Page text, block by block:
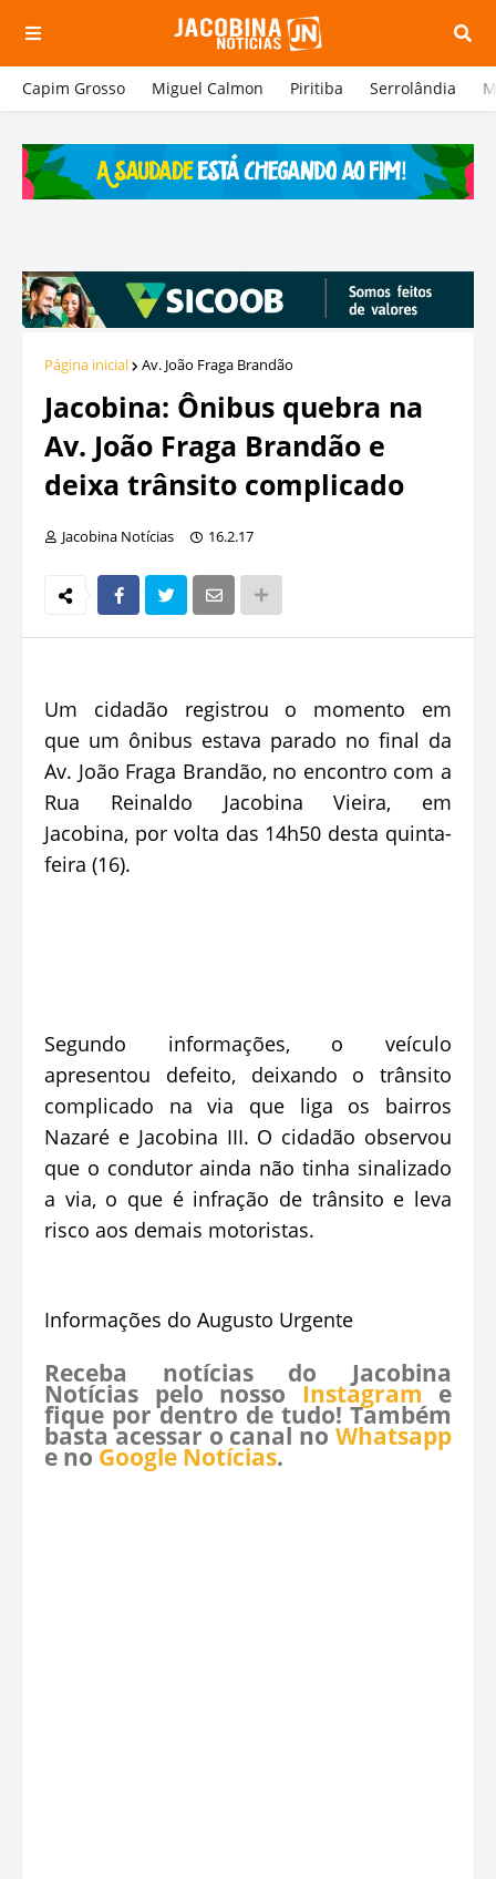
Capim Grosso Miguel Calmon Piritiba Serrolândia
Página inicial Av. João Fraga Brandão
Jacobina: Ônibus quebra na
Av. João Fraga Brandão e
deixa trânsito complicado
Jacobina Notícias 16.2.17
Um cidadão registrou o momento em
que um ônibus estava parado no final da
Av. João Fraga Brandão, no encontro com a
Rua Reinaldo Jacobina Vieira, em
Jacobina, por volta das 14h50 desta quinta-
feira (16).
Segundo informações, o veículo
apresentou defeito, deixando o trânsito
complicado na via que liga os bairros
Nazaré e Jacobina III. O cidadão observou
que o condutor ainda não tinha sinalizado
a via, o que é infração de trânsito e leva
risco aos demais motoristas.
Informações do Augusto Urgente
Receba notícias do Jacobina
Notícias pelo nosso Instagram e
fique por dentro de tudo! Também
basta acessar o canal no Whatsapp
e no Google Notícias.